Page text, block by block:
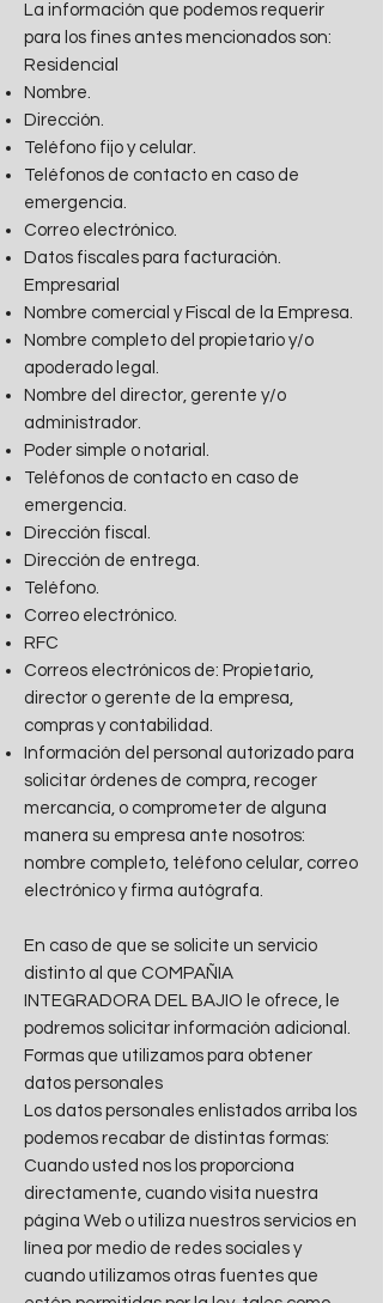
La información que podemos requerir
para los fines antes mencionados son:
Residencial
Nombre.
Dirección.
Teléfono fijo y celular.
Teléfonos de contacto en caso de
emergencia.
Correo electrónico.
Datos fiscales para facturación.
Empresarial
Nombre comercial y Fiscal de la Empresa.
Nombre completo del propietario y/o
apoderado legal.
Nombre del director, gerente y/o
administrador.
Poder simple o notarial.
Teléfonos de contacto en caso de
emergencia.
Dirección fiscal.
Dirección de entrega.
Teléfono.
Correo electrónico.
RFC
Correos electrónicos de: Propietario,
director o gerente de la empresa,
compras y contabilidad.
Información del personal autorizado para
solicitar órdenes de compra, recoger
mercancía, o comprometer de alguna
manera su empresa ante nosotros:
nombre completo, teléfono celular, correo
electrónico y firma autógrafa.
En caso de que se solicite un servicio
distinto al que COMPAÑIA
INTEGRADORA DEL BAJIO le ofrece, le
podremos solicitar información adicional.
Formas que utilizamos para obtener
datos personales
Los datos personales enlistados arriba los
podemos recabar de distintas formas:
Cuando usted nos los proporciona
directamente, cuando visita nuestra
página Web o utiliza nuestros servicios en
línea por medio de redes sociales y
cuando utilizamos otras fuentes que